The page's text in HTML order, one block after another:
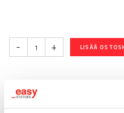
- + LISÄÄ
Toimitusaika 7-10 arkipäivää
Pikatoimitus mahdollinen, kysy